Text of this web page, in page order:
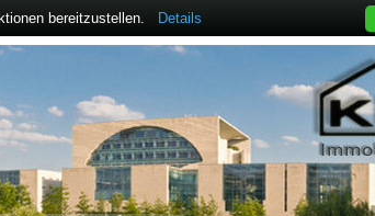
bereitzustellen. Details